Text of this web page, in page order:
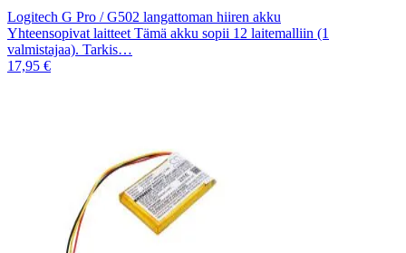
Logitech G Pro / G502 langattoman hiiren akku
Yhteensopivat laitteet Tämä akku sopii 12 laitemalliin (1
valmistajaa). Tarkis…
17,95 €